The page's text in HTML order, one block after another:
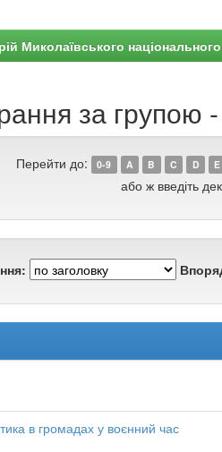
Миколаївського
за групою
Перейти до: 0-9 A B C D E
або ж введіть
в громадах у воєнний час